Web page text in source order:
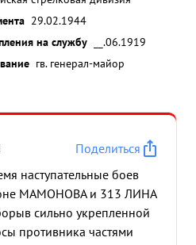
29.02.1944
на службу
__.06.1919
гв. генерал-майор
Поделиться
наступательные боев
МАМОНОВА и 313 ЛИНА
сильно укрепленной
противника частями